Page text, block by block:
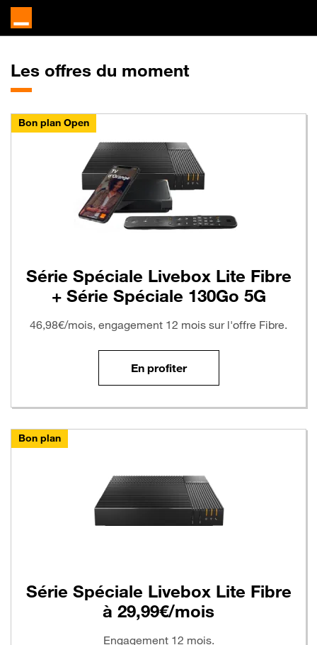
Les offres du moment
Bon plan Open
Série Spéciale Livebox Lite Fibre
+ Série Spéciale 130Go 5G
46,98€/mois, engagement 12 mois sur l'offre Fibre.
En profiter
Bon plan
Série Spéciale Livebox Lite Fibre
à 29,99€/mois
Engagement 12 mois.